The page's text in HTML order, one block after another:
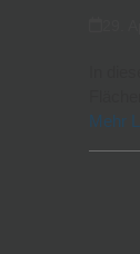
Mehr